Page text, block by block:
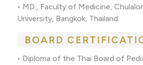
• MD., Faculty of Medicine,
University, Bangkok, Thailand
BOARD
• Diploma of the Thai Board of